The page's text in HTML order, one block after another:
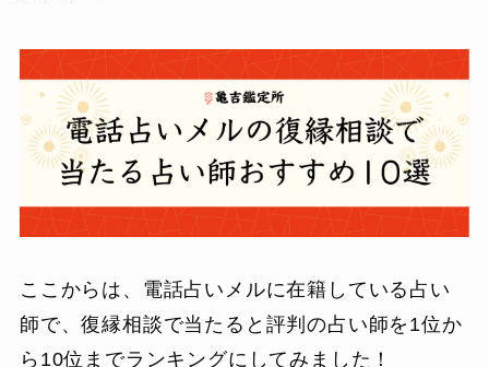
ここからは、電話占いメルに在籍している占い
師で、復縁相談で当たると評判の占い師を1位か
ら10位までランキングにしてみました！